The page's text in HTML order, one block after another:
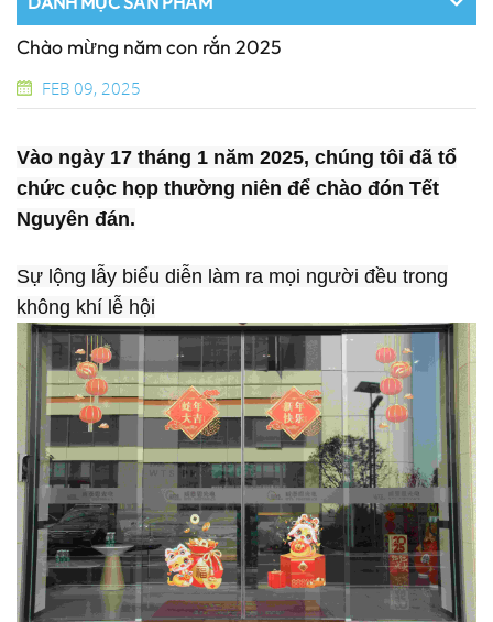
Chào mừng năm con rắn 2025
FEB 09, 2025
Vào ngày 17 tháng 1 năm 2025, chúng tôi đã tổ
chức cuộc họp thường niên để chào đón Tết
Nguyên đán.
Sự lộng lẫy biểu diễn làm ra mọi người đều trong
không khí lễ hội